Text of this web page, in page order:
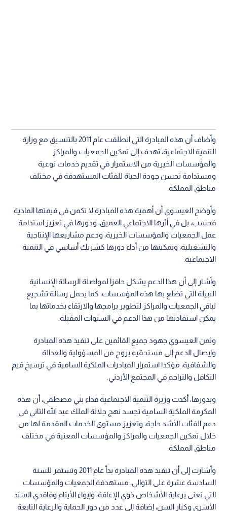
وأضاف أن هذه المبادرة التي انطلقت عام 2011 بالتنسيق مع وزارة
التنمية الاجتماعية، تهدف إلى تمكين الجمعيات والمراكز
والمؤسسات الخيرية من الاستمرار في تقديم خدمات نوعية
ومستدامة تحسن جودة الحياة للفئات المستهدفة في مختلف
مناطق المملكة.
وأوضح العيسوي أن أهمية هذه المبادرة لا تكمن في قيمتها المادية
فحسب، بل في أثرها الاجتماعي العميق، ودورها في تعزيز استدامة
عمل الجمعيات والمؤسسات الخيرية، ودعم مشاريعها الإنتاجية
والتشغيلية، وتمكينها من أداء دورها كشريك أساسي في التنمية
الاجتماعية.
وأشار إلى أن هذا الدعم يشكل حافزا لمواصلة الرسالة الإنسانية
النبيلة التي تضلع بها هذه المؤسسات، كما يحمل رسالة تشجيع
لباقي الجمعيات والمراكز لتطوير برامجها والارتقاء بخدماتها بما
يمكن استفادتها من هذا الدعم في السنوات المقبلة.
وثمن العيسوي جهود جميع القائمين على تنفيذ هذه المبادرة
وإيصال الدعم إلى مستحقيه بروح من المسؤولية والعدالة
والشفافية، مؤكدا استمرار المبادرات الملكية السامية في ترسيخ قيم
التكافل والتراحم في المجتمع الأردني.
وبدورها، أكدت وزيرة التنمية الاجتماعية فداء بني مصطفى، أن هذه
المكرمة الملكية السامية تجسد نهج جلالة الملك عبد الله الثاني في
دعم الفئات الأشد حاجة، وتعزيز مستوى الخدمات المقدمة لها من
خلال تمكين الجمعيات والمراكز والمؤسسات المعنية في مختلف
مناطق المملكة.
وأشارت إلى أن تنفيذ هذه المبادرة بدأ عام 2011 وتستمر للسنة
السادسة عشرة على التوالي، مستهدفة الجمعيات والمؤسسات
التي تعنى برعاية الأشخاص ذوي الإعاقة، وإيواء الأيتام وفاقدي السند
الأسري وكبار السن، إضافة إلى عدد من دور الحماية والرعاية التابعة